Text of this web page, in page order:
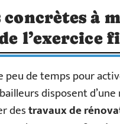
à
l’exercice
peu de temps pour
disposent
destravaux de